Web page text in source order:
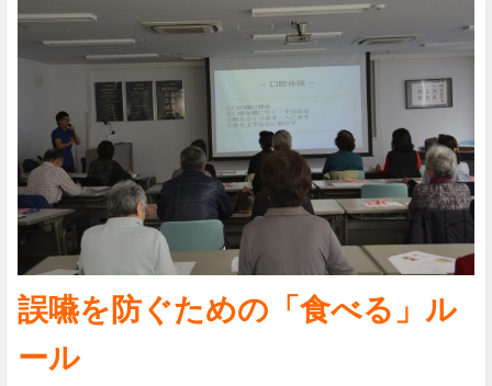
誤嚥を防ぐための「食べる」ル
ール